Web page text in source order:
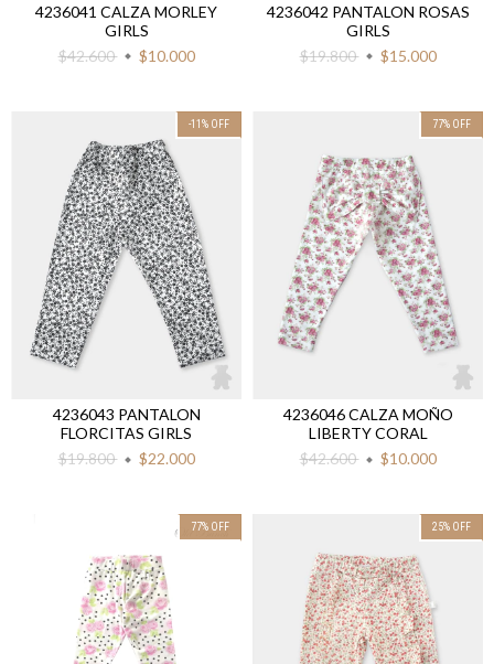
4236041 CALZA MORLEY
GIRLS
$42.600
$10.000
4236042 PANTALON ROSAS
GIRLS
$19.800
$15.000
-11 % OFF
4236043 PANTALON
FLORCITAS GIRLS
$19.800
$22.000
77% OFF
4236046 CALZA MOÑO
LIBERTY CORAL
$42.600
$10.000
77% OFF 25% OFF